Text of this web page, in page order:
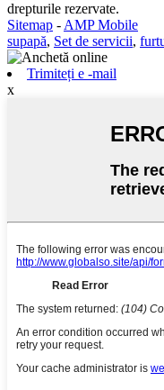
drepturile rezervate.
Sitemap - AMP Mobile
supapă, Set de servicii,
Trimiteți e -mail
x